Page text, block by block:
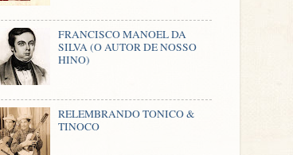
FRANCISCO MANOEL DA
SILVA (O AUTOR DE NOSSO
HINO)
RELEMBRANDO TONICO &
TINOCO